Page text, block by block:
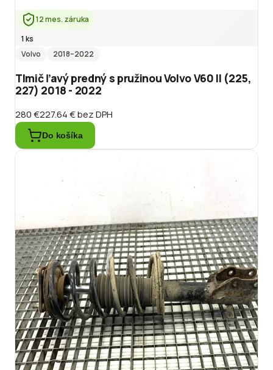
12 mes. záruka
1 ks
Volvo
2018–2022
Tlmič ľavý predný s pružinou Volvo V60 II (225,
227) 2018 - 2022
280 €227.64 €bez DPH
Do košíka